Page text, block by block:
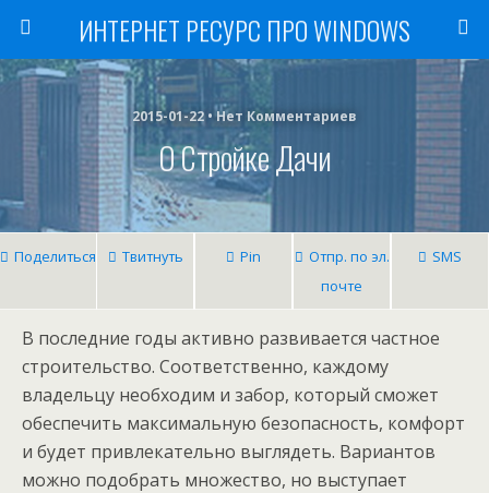
ИНТЕРНЕТ РЕСУРС ПРО WINDOWS
2015-01-22 • Нет Комментариев
О Стройке Дачи
Поделиться Твитнуть Pin
Отпр. по эл.
почте
SMS
В последние годы активно развивается частное
строительство. Соответственно, каждому
владельцу необходим и забор, который сможет
обеспечить максимальную безопасность, комфорт
и будет привлекательно выглядеть. Вариантов
можно подобрать множество, но выступает